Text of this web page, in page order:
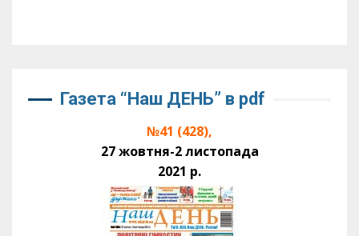
Газета “Наш ДЕНЬ” в pdf
№41 (428),
27 жовтня-2 листопада
2021 р.